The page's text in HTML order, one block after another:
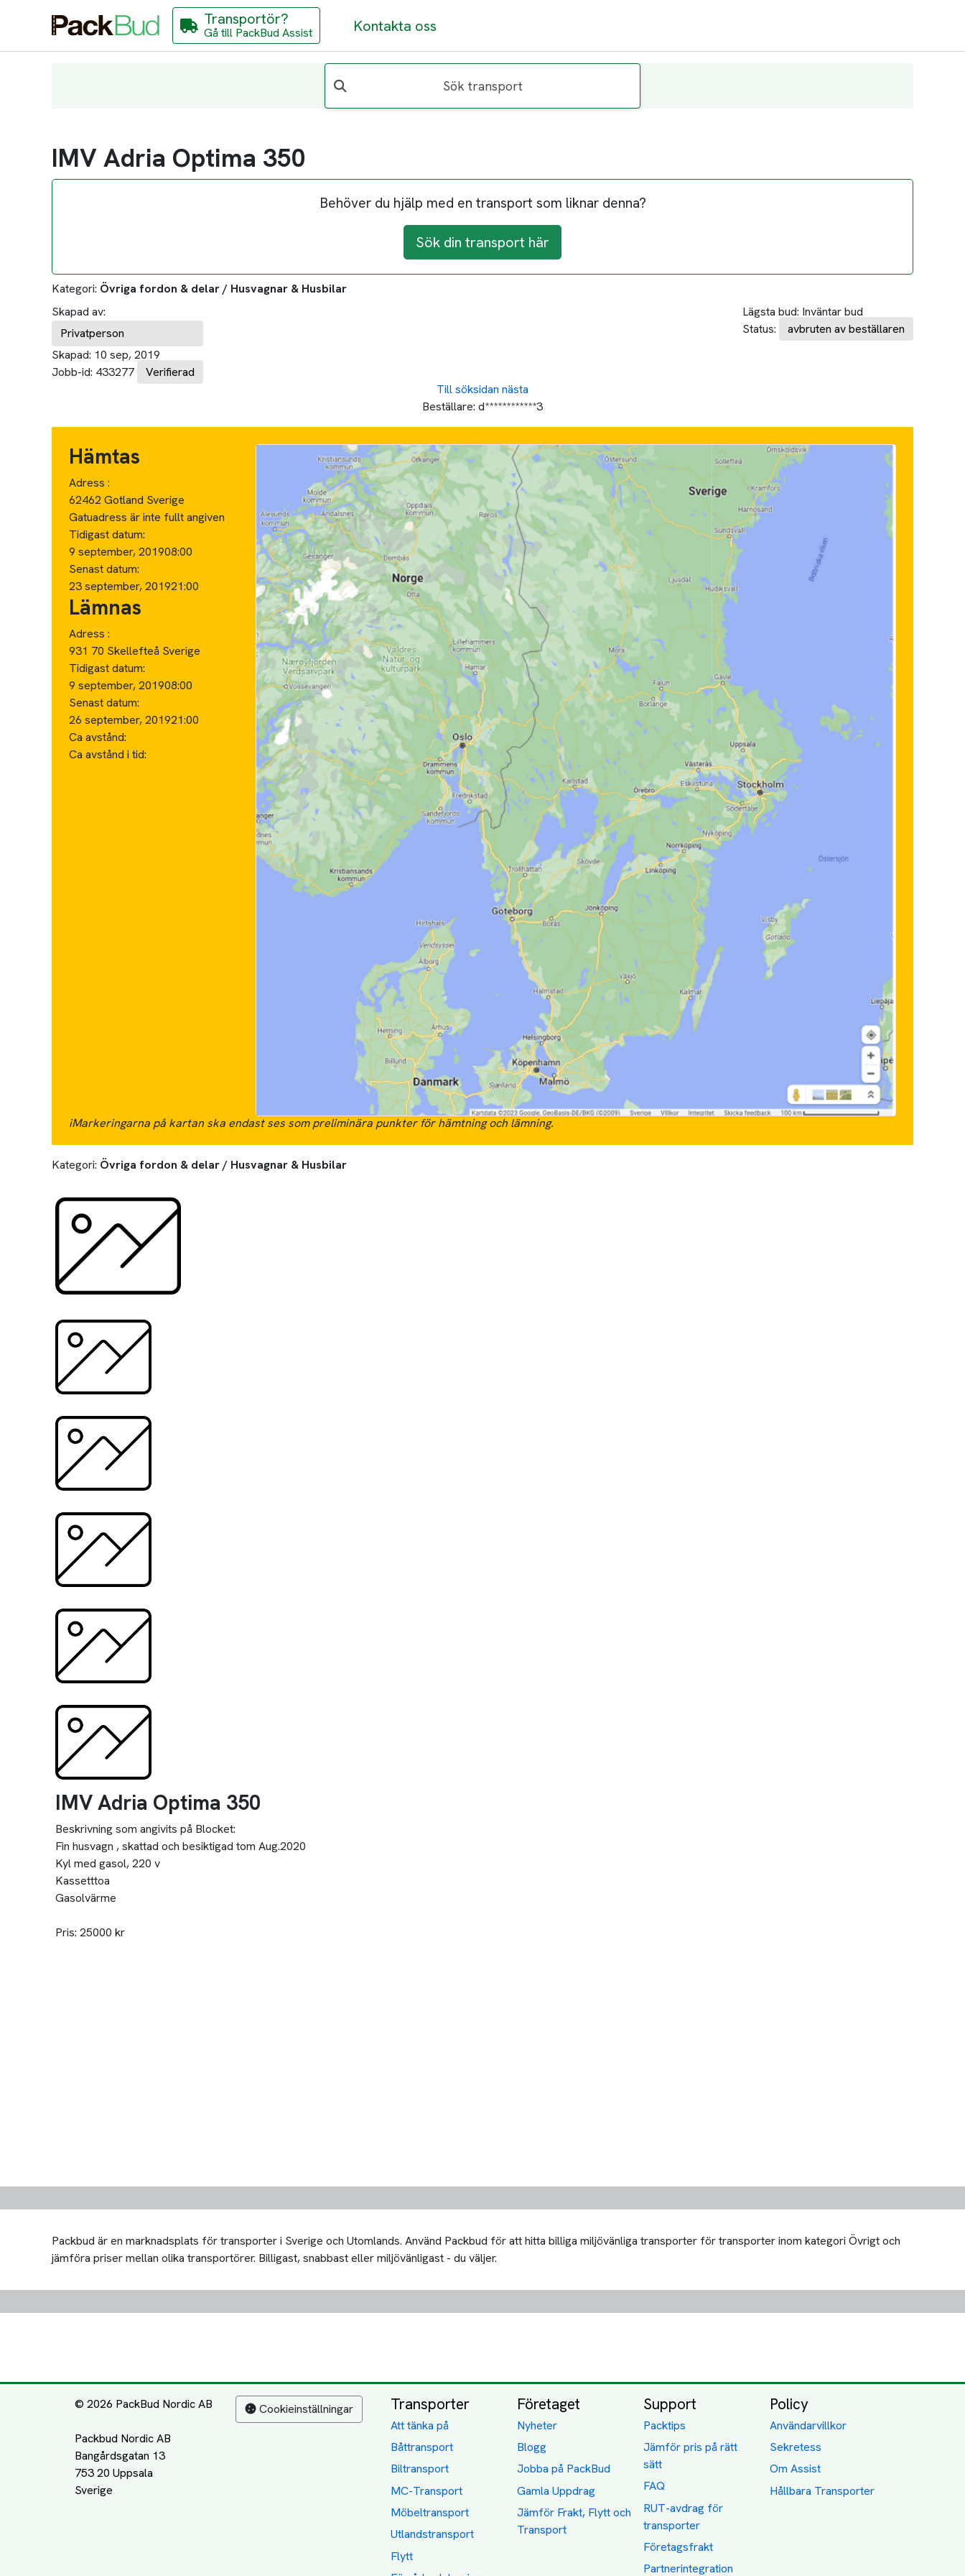
Transportör?
Gå till PackBud Assist Kontakta oss
Sök transport
IMV Adria Optima 350
Behöver du hjälp med en transport som liknar denna?
Sök din transport här
Kategori: Övriga fordon & delar / Husvagnar & Husbilar
Skapad av:
Privatperson
Skapad: 10 sep, 2019
Jobb-id: 433277 Verifierad
Lägsta bud: Inväntar bud
Status:
avbruten av beställaren
Till söksidan nästa
Beställare: d************3
Hämtas
Adress :
62462 Gotland Sverige
Gatuadress är inte fullt angiven
Tidigast datum:
9 september, 201908:00
Senast datum:
23 september, 201921:00
Lämnas
Adress :
931 70 Skellefteå Sverige
Tidigast datum:
9 september, 201908:00
Senast datum:
26 september, 201921:00
Ca avstånd:
Ca avstånd i tid:
iMarkeringarna på kartan ska endast ses som preliminära punkter för hämtning och lämning.
Kategori: Övriga fordon & delar / Husvagnar & Husbilar
IMV Adria Optima 350
Beskrivning som angivits på Blocket:
Fin husvagn , skattad och besiktigad tom Aug.2020
Kyl med gasol, 220 v
Kassetttoa
Gasolvärme
Pris: 25000 kr
Packbud är en marknadsplats för transporter i Sverige och Utomlands. Använd Packbud för att hitta billiga miljövänliga transporter för transporter inom kategori Övrigt och
jämföra priser mellan olika transportörer. Billigast, snabbast eller miljövänligast - du väljer.
© 2026 PackBud Nordic AB
Packbud Nordic AB
Bangårdsgatan 13
753 20 Uppsala
Cookieinställningar Transporter
Att tänka på
Båttransport
Biltransport
MC-Transport
Möbeltransport
Utlandstransport
Flytt
Företaget
Nyheter
Blogg
Jobba på PackBud
Gamla Uppdrag
Jämför Frakt, Flytt och
Transport
Support
Packtips
Jämför pris på rätt
sätt
FAQ
RUT-avdrag för
transporter
Företagsfrakt
Partnerintegration
Policy
Användarvillkor
Sekretess
Om Assist
Hållbara Transporter